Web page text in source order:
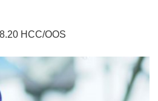
HCC/OOS